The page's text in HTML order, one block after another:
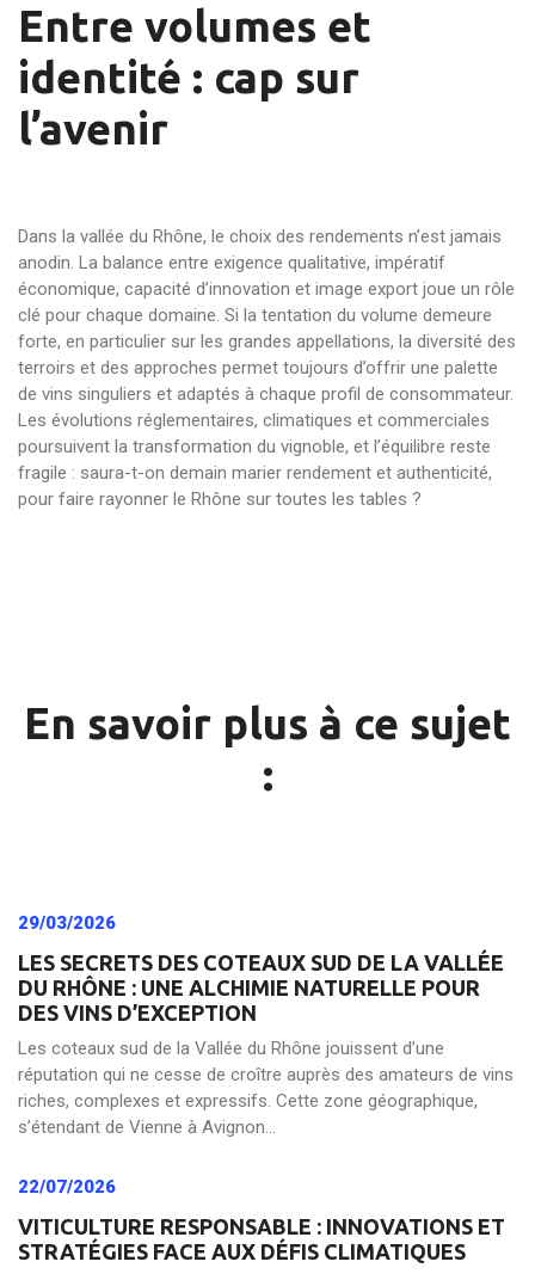
Entre volumes et
identité : cap sur
l’avenir
Dans la vallée du Rhône, le choix des rendements n’est jamais
anodin. La balance entre exigence qualitative, impératif
économique, capacité d’innovation et image export joue un rôle
clé pour chaque domaine. Si la tentation du volume demeure
forte, en particulier sur les grandes appellations, la diversité des
terroirs et des approches permet toujours d’offrir une palette
de vins singuliers et adaptés à chaque profil de consommateur.
Les évolutions réglementaires, climatiques et commerciales
poursuivent la transformation du vignoble, et l’équilibre reste
fragile : saura-t-on demain marier rendement et authenticité,
pour faire rayonner le Rhône sur toutes les tables ?
En savoir plus à ce sujet
:
29/03/2026
LES SECRETS DES COTEAUX SUD DE LA VALLÉE
DU RHÔNE : UNE ALCHIMIE NATURELLE POUR
DES VINS D’EXCEPTION
Les coteaux sud de la Vallée du Rhône jouissent d’une
réputation qui ne cesse de croître auprès des amateurs de vins
riches, complexes et expressifs. Cette zone géographique,
s’étendant de Vienne à Avignon...
22/07/2026
VITICULTURE RESPONSABLE : INNOVATIONS ET
STRATÉGIES FACE AUX DÉFIS CLIMATIQUES